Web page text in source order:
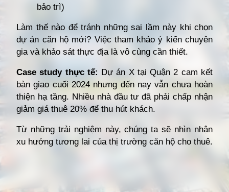
bảo trì)
Làm thế nào để tránh những sai lầm này khi chọn
dự án căn hộ mới? Việc tham khảo ý kiến chuyên
gia và khảo sát thực địa là vô cùng cần thiết.
Case study thực tế: Dự án X tại Quận 2 cam kết
bàn giao cuối 2024 nhưng đến nay vẫn chưa hoàn
thiện hạ tầng. Nhiều nhà đầu tư đã phải chấp nhận
giảm giá thuê 20% để thu hút khách.
Từ những trải nghiệm này, chúng ta sẽ nhìn nhận
xu hướng tương lai của thị trường căn hộ cho thuê.